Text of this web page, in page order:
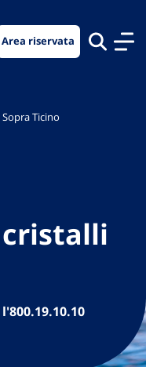
Area riservata
Ticino
cristalli